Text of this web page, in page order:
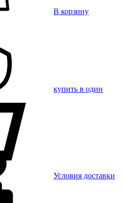
В корзину
купить в один
Условия доставки